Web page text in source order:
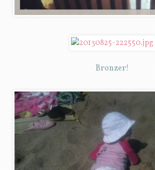
Bronzer!